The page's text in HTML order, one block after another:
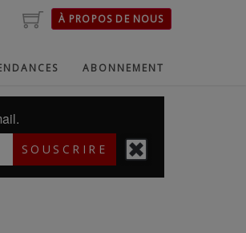
À PROPOS DE NOUS
ABONNEMENT
SOUSCRIRE